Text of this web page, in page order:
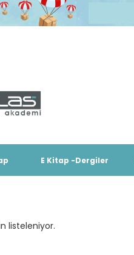
E Kitap -Dergiler
listeleniyor.